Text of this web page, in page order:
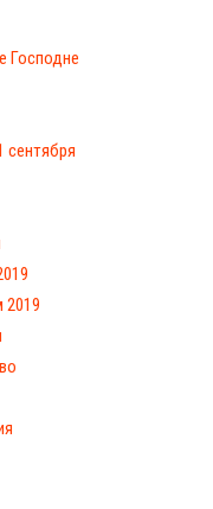
Господне
сентября